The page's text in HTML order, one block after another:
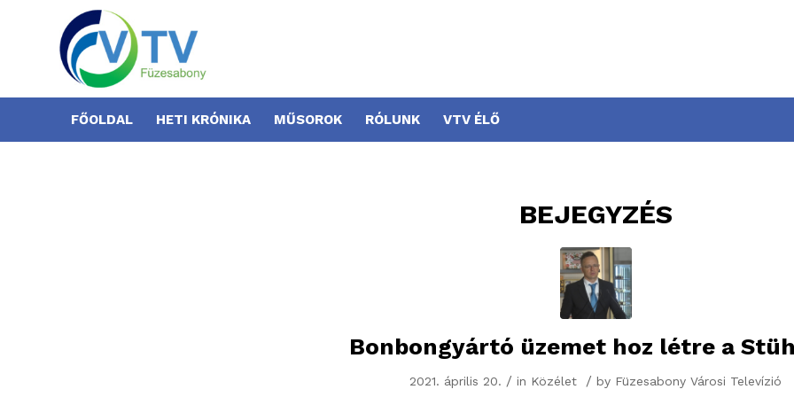
FŐOLDAL HETI KRÓNIKA MŰSOROK RÓLUNK VTV ÉLŐ
BEJEGYZÉS
Bonbongyártó üzemet hoz létre a
2021. április 20. / in Közélet / by Füzesabony Városi Televízió